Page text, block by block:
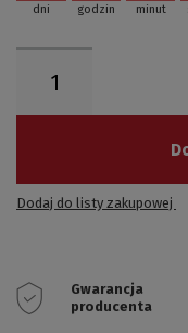
dni godzin minut
Dodaj do listy zakupowej
Gwarancja
producenta